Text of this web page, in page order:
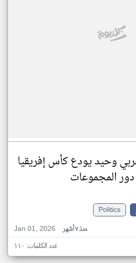
وحيد يودع كأس إفريقيا
Politics
Jan 01, 2026
منذ ٧ أشهر
عدد الكلمات: ١١٠